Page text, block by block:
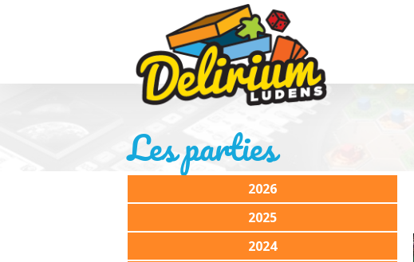
Les parties
2026
2025
2024